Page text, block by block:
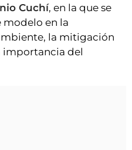
Cuchí, en la que se
modelo en la
la mitigación
del